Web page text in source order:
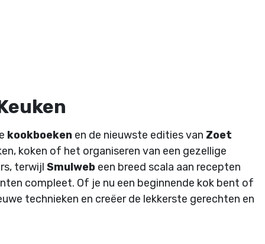
kookboeken en de nieuwste edities van Zoet
koken of het organiseren van een gezellige
terwijl Smulweb een breed scala aan recepten
compleet. Of je nu een beginnende kok bent of
technieken en creëer de lekkerste gerechten en